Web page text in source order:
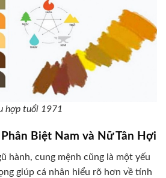
hợp tuổi 1971
Biệt Nam và Nữ Tân Hợi
hành, cung mệnh cũng là một yếu
giúp cá nhân hiểu rõ hơn về tính